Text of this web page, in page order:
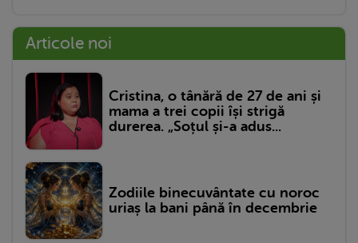
Articole noi
Cristina, o tânără de 27 de ani și
mama a trei copii își strigă
durerea. „Soțul și-a adus...
Zodiile binecuvântate cu noroc
uriaș la bani până în decembrie